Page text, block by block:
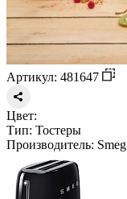
Артикул: 481647
Цвет:
Тип: Тостеры
Производитель: Smeg